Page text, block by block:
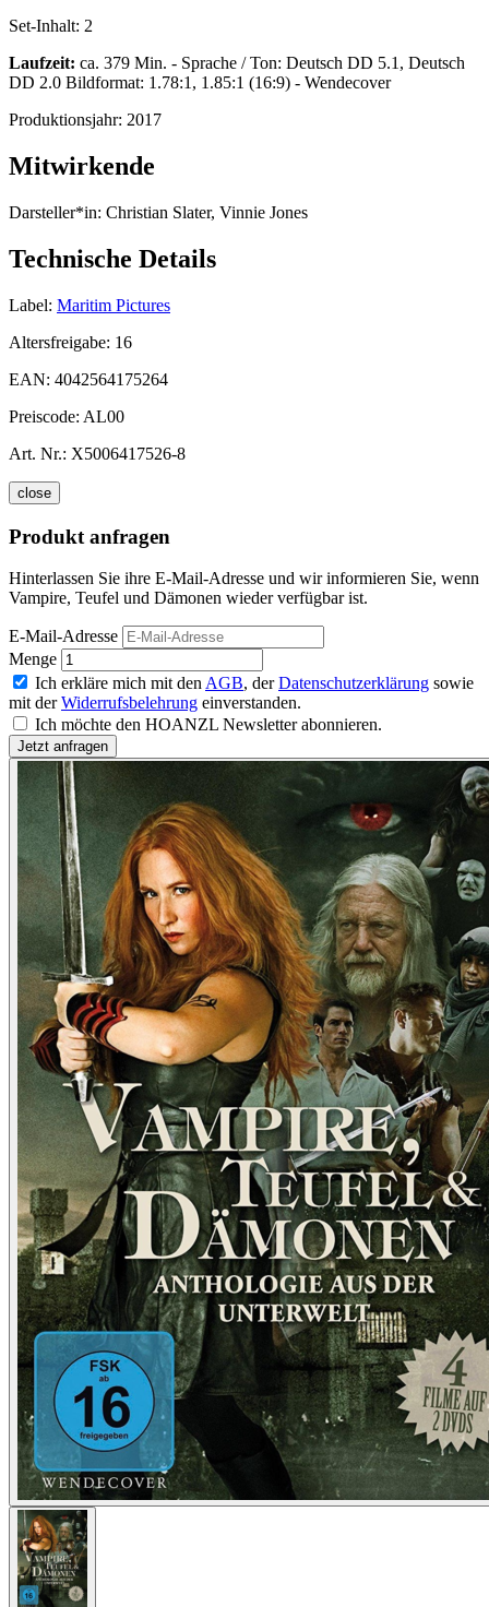
Set-Inhalt: 2
Laufzeit: ca. 379 Min. - Sprache / Ton: Deutsch DD 5.1, Deutsch
DD 2.0 Bildformat: 1.78:1, 1.85:1 (16:9) - Wendecover
Produktionsjahr: 2017
Mitwirkende
Darsteller*in: Christian Slater, Vinnie Jones
Technische Details
Label: Maritim Pictures
Altersfreigabe: 16
EAN: 4042564175264
Preiscode: AL00
Art. Nr.: X5006417526-8
close
Produkt anfragen
Hinterlassen Sie ihre E-Mail-Adresse und wir informieren Sie, wenn
Vampire, Teufel und Dämonen wieder verfügbar ist.
E-Mail-Adresse
Menge
Ich erkläre mich mit den AGB, derDatenschutzerklärung sowie
mit derWiderrufsbelehrung einverstanden.
Ich möchte den HOANZL Newsletter abonnieren.